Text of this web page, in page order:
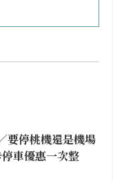
要停桃機還是機場
車優惠一次整